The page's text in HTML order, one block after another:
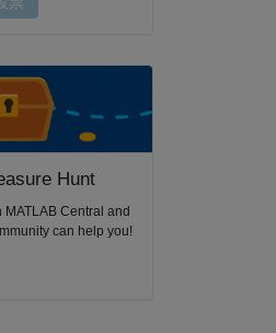
Hunt
MATLAB Central and
can help you!